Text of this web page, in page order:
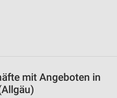
mit Angeboten in